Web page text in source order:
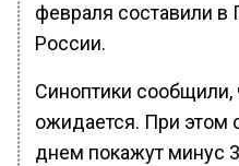
февраля составили в
России.
Синоптики сообщили,
ожидается. При этом
днем покажут минус